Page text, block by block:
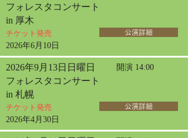
フォレスタコンサート
in 厚木
チケット発売
2026年6月10日
公演詳細
2026年9月13日日曜日 開演 14:00
フォレスタコンサート
in 札幌
チケット発売
2026年4月30日
公演詳細